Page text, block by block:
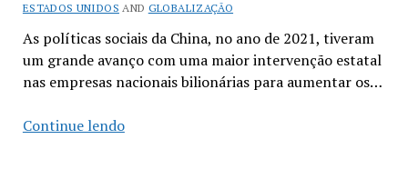
ESTADOS UNIDOS AND GLOBALIZAÇÃO
As políticas sociais da China, no ano de 2021, tiveram
um grande avanço com uma maior intervenção estatal
nas empresas nacionais bilionárias para aumentar os…
Continue lendoO